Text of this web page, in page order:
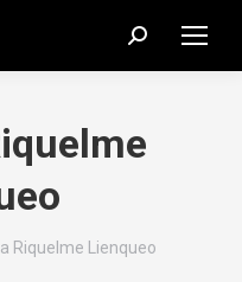
Search:
Riquelme Lienqueo